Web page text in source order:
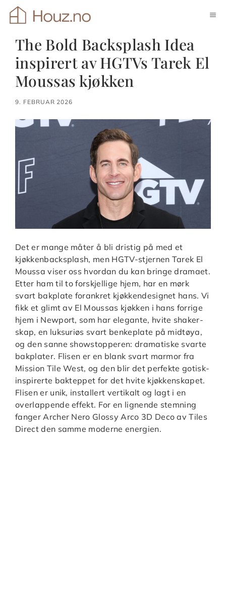
Hopp
The Bold Backsplash Idea
inspirert av HGTVs Tarek El
Moussas kjøkken
9. FEBRUAR 2026
Det er mange måter å bli dristig på med et
kjøkkenbacksplash, men HGTV-stjernen Tarek El
Moussa viser oss hvordan du kan bringe dramaet.
Etter ham til to forskjellige hjem, har en mørk
svart bakplate forankret kjøkkendesignet hans. Vi
fikk et glimt av El Moussas kjøkken i hans forrige
hjem i Newport, som har elegante, hvite shaker-
skap, en luksuriøs svart benkeplate på midtøya,
og den sanne showstopperen: dramatiske svarte
bakplater. Flisen er en blank svart marmor fra
Mission Tile West, og den blir det perfekte gotisk-
inspirerte bakteppet for det hvite kjøkkenskapet.
Flisen er unik, installert vertikalt og lagt i en
overlappende effekt. For en lignende stemning
fanger Archer Nero Glossy Arco 3D Deco av Tiles
Direct den samme moderne energien.